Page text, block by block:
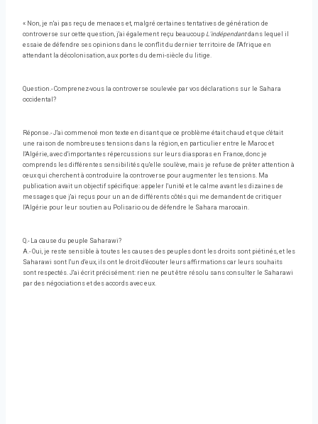
« Non, je n'ai pas reçu de menaces et, malgré certaines tentatives de génération de
controverse sur cette question, j'ai également reçu beaucoup L'indépendantdans lequel il
essaie de défendre ses opinions dans le conflit du dernier territoire de l'Afrique en
attendant la décolonisation, aux portes du demi-siècle du litige.
Question.- Comprenez-vous la controverse soulevée par vos déclarations sur le Sahara
occidental?
Réponse.- J'ai commencé mon texte en disant que ce problème était chaud et que c'était
une raison de nombreuses tensions dans la région, en particulier entre le Maroc et
l'Algérie, avec d'importantes répercussions sur leurs diasporas en France, donc je
comprends les différentes sensibilités qu'elle soulève, mais je refuse de prêter attention à
ceux qui cherchent à controduire la controverse pour augmenter les tensions. Ma
publication avait un objectif spécifique: appeler l'unité et le calme avant les dizaines de
messages que j'ai reçus pour un an de différents côtés qui me demandent de critiquer
l'Algérie pour leur soutien au Polisario ou de défendre le Sahara marocain.
Q.- La cause du peuple Saharawi?
A.- Oui, je reste sensible à toutes les causes des peuples dont les droits sont piétinés, et les
Saharawi sont l'un d'eux, ils ont le droit d'écouter leurs affirmations car leurs souhaits
sont respectés. J'ai écrit précisément: rien ne peut être résolu sans consulter le Saharawi
par des négociations et des accords avec eux.